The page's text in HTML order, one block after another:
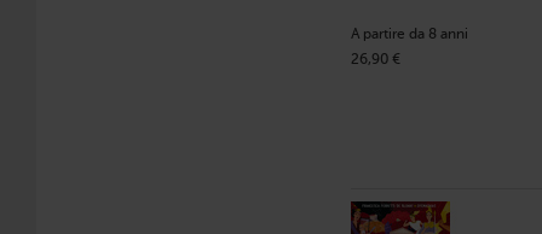
A partire da 8 anni
26,90 €